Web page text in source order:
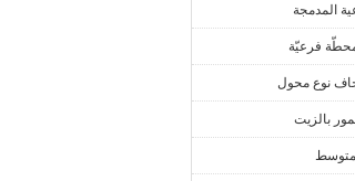
المدمجة
فرعيّة
نوع محول
بالزيت